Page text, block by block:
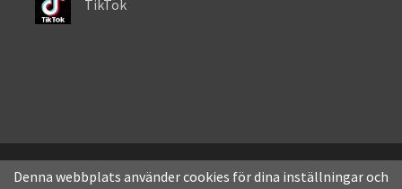
TikTok
Denna webbplats använder cookies för dina inställningar och